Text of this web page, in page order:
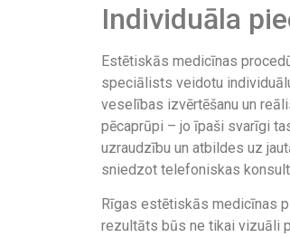
Individuāla
Estētiskās medicīnas
speciālists veidotu
veselības izvērtēšanu un
pēcaprūpi – jo īpaši svarīgi
uzraudzību un atbildes uz
sniedzot telefoniskas
Rīgas estētiskās medicīnas
rezultāts būs ne tikai vizuāli